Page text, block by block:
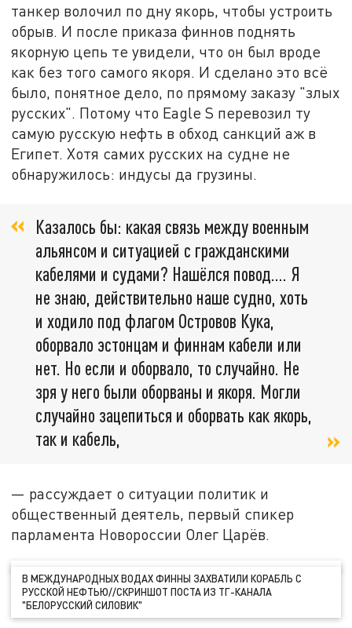
танкер волочил по дну якорь, чтобы устроить
обрыв. И после приказа финнов поднять
якорную цепь те увидели, что он был вроде
как без того самого якоря. И сделано это всё
было, понятное дело, по прямому заказу "злых
русских". Потому что Eagle S перевозил ту
самую русскую нефть в обход санкций аж в
Египет. Хотя самих русских на судне не
обнаружилось: индусы да грузины.
Казалось бы: какая связь между военным
альянсом и ситуацией с гражданскими
кабелями и судами? Нашёлся повод…. Я
не знаю, действительно наше судно, хоть
и ходило под флагом Островов Кука,
оборвало эстонцам и финнам кабели или
нет. Но если и оборвало, то случайно. Не
зря у него были оборваны и якоря. Могли
случайно зацепиться и оборвать как якорь,
так и кабель,
— рассуждает о ситуации политик и
общественный деятель, первый спикер
парламента Новороссии Олег Царёв.
В МЕЖДУНАРОДНЫХ ВОДАХ ФИННЫ ЗАХВАТИЛИ КОРАБЛЬ С
РУССКОЙ НЕФТЬЮ//СКРИНШОТ ПОСТА ИЗ ТГ-КАНАЛА
"БЕЛОРУССКИЙ СИЛОВИК"